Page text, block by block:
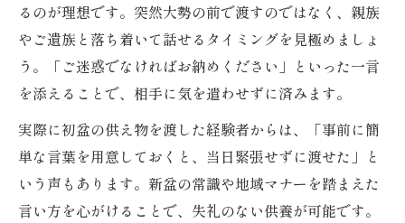
るのが理想です。突然大勢の前で渡すのではなく、親族
やご遺族と落ち着いて話せるタイミングを見極めましょ
う。「ご迷惑でなければお納めください」といった一言
を添えることで、相手に気を遣わせずに済みます。
実際に初盆の供え物を渡した経験者からは、「事前に簡
単な言葉を用意しておくと、当日緊張せずに渡せた」と
いう声もあります。新盆の常識や地域マナーを踏まえた
言い方を心がけることで、失礼のない供養が可能です。